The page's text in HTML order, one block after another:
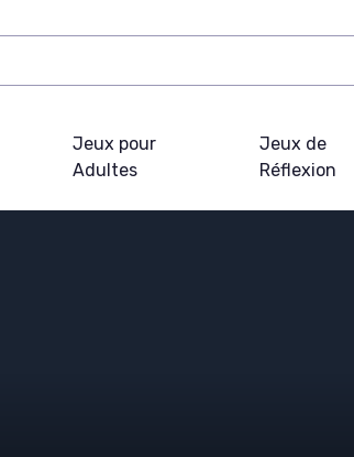
Jeux pour
Adultes
Jeux de
Réflexion